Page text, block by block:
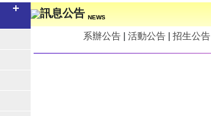
訊息公告 NEWS
系辦公告| 活動公告| 招生公告